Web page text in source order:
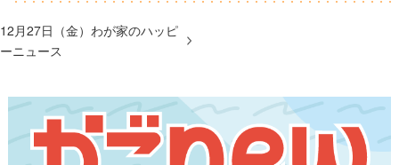
12月27日（金）わが家のハッピ
ーニュース